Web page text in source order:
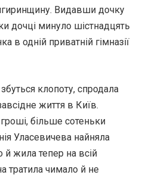
Видавши дочку
дочці минуло шістнадцять
в одній приватній гімназії
клопоту, спродала
життя в Київ.
більше сотеньки
Уласевичева найняла
жила тепер на всій
тратила чимало й не